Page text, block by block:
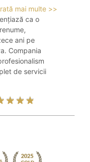
mai multe >>
ca o
ani pe
Compania
de servicii